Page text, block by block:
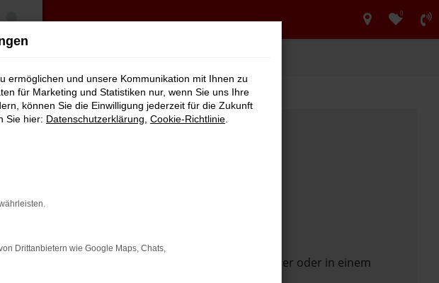
0
Funktioniert die Seite in einem anderen Browser oder in einem
ermöglichen und unsere Kommunikation mit Ihnen zu
für Marketing und Statistiken nur, wenn Sie uns Ihre
können Sie die Einwilligung jederzeit für die Zukunft
Sie hier: Datenschutzerklärung Cookie-Richtlinie
Drittanbietern wie Google Maps, Chats,